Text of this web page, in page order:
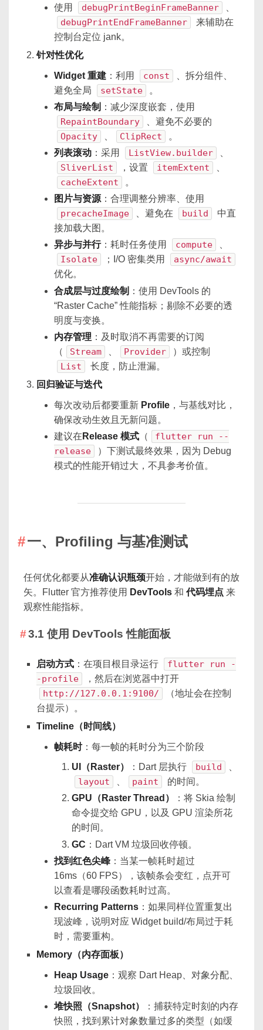
使用 debugPrintBeginFrameBanner
debugPrintEndFrameBanner
来辅助在
控制台定位 jank。
针对性优化
Widget 重建 ：利用 const
、拆分组件、
避免全局
setState
。
布局与绘制 ：减少深度嵌套，使用
RepaintBoundary 、避免不必要的
Opacity ClipRect
。
列表滚动 ：采用 ListView.builder
SliverList ，设置 itemExtent
cacheExtent
。
图片与资源 ：合理调整分辨率、使用
precacheImage 、避免在 build
中直
接加载大图。
异步与并行：耗时任务使用 compute
Isolate ；I/O 密集类用 async/await
优化。
合成层与过度绘制 ：使用 DevTools 的
“Raster Cache” 性能指标；剔除不必要的透
明度与变换。
内存管理 ：及时取消不再需要的订阅
（
Stream Provider ）或控制
List
长度，防止泄漏。
回归验证与迭代
每次改动后都要重新 Profile ，与基线对比，
确保改动生效且无新问题。
建议在 Release 模式 （
flutter run --
release
）下测试最终效果，因为 Debug
模式的性能开销过大，不具参考价值。
一、Profiling 与基准测试
任何优化都要从准确认识瓶颈开始，才能做到有的放
矢。Flutter 官方推荐使用 DevTools 和 代码埋点 来
观察性能指标。
3.1 使用 DevTools 性能面板
启动方式 ：在项目根目录运行
flutter run -
-profile
，然后在浏览器中打开
http://127.0.0.1:9100/
（地址会在控制
台提示）。
Timeline（时间线）
帧耗时：每一帧的耗时分为三个阶段
UI（Raster） ：Dart 层执行 build
layout paint
的时间。
GPU（Raster Thread）
：将 Skia 绘制
命令提交给 GPU，以及 GPU 渲染所花
的时间。
GC ：Dart VM 垃圾回收停顿。
找到红色尖峰 ：当某一帧耗时超过
16ms（60 FPS），该帧条会变红，点开可
以查看是哪段函数耗时过高。
Recurring Patterns ：如果同样位置重复出
现波峰，说明对应 Widget build/布局过于耗
时，需要重构。
Memory（内存面板）
Heap Usage ：观察 Dart Heap、对象分配、
垃圾回收。
堆快照（Snapshot）
：捕获特定时刻的内存
快照，找到累计对象数量过多的类型（如缓